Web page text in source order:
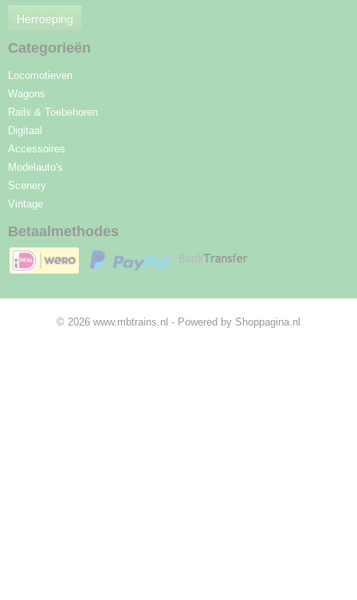
Herroeping
Categorieën
Locomotieven
Wagons
Rails & Toebehoren
Digitaal
Accessoires
Modelauto's
Scenery
Vintage
Betaalmethodes
© 2026 www.mbtrains.nl - Powered by Shoppagina.nl